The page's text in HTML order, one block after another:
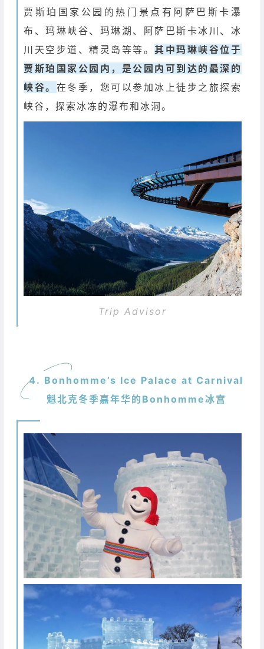
贾斯珀国家公园的热门景点有阿萨巴斯卡瀑
布、玛琳峡谷、玛琳湖、阿萨巴斯卡冰川、冰
川天空步道、精灵岛等等。其中玛琳峡谷位于
贾斯珀国家公园内，是公园内可到达的最深的
峡谷。 在冬季，您可以参加冰上徒步之旅探索
峡谷，探索冰冻的瀑布和冰洞。
Trip Advisor
4. Bonhomme’s Ice Palace at Carnival
魁北克冬季嘉年华的Bonhomme冰宫